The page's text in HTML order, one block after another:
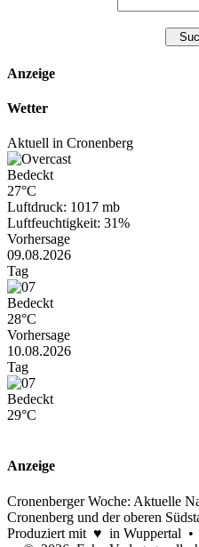
Anzeige
Wetter
Aktuell in Cronenberg
Bedeckt
27°C
Luftdruck: 1017 mb
Luftfeuchtigkeit: 31%
Vorhersage
09.08.2026
Tag
Bedeckt
28°C
Vorhersage
10.08.2026
Tag
Bedeckt
29°C
Anzeige
Cronenberger Woche: Aktuelle
Cronenberg und der oberen
Produziert mit ♥ in Wuppertal •